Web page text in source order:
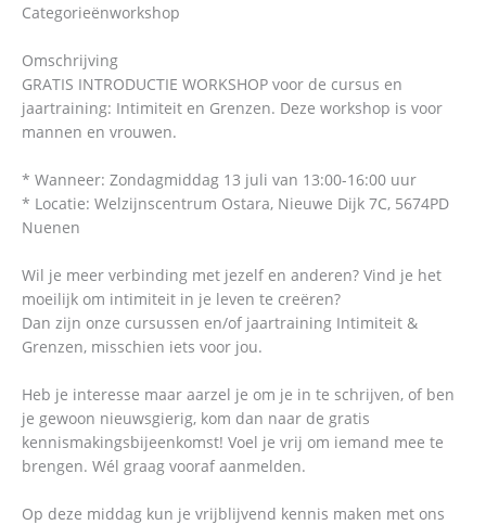
Categorieënworkshop
Omschrijving
GRATIS INTRODUCTIE WORKSHOP voor de cursus en
jaartraining: Intimiteit en Grenzen. Deze workshop is voor
mannen en vrouwen.
* Wanneer: Zondagmiddag 13 juli van 13:00-16:00 uur
* Locatie: Welzijnscentrum Ostara, Nieuwe Dijk 7C, 5674PD
Nuenen
Wil je meer verbinding met jezelf en anderen? Vind je het
moeilijk om intimiteit in je leven te creëren?
Dan zijn onze cursussen en/of jaartraining Intimiteit &
Grenzen, misschien iets voor jou.
Heb je interesse maar aarzel je om je in te schrijven, of ben
je gewoon nieuwsgierig, kom dan naar de gratis
kennismakingsbijeenkomst! Voel je vrij om iemand mee te
brengen. Wél graag vooraf aanmelden.
Op deze middag kun je vrijblijvend kennis maken met ons